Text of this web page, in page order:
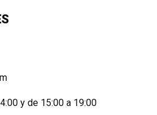
y de 15:00 a 19:00